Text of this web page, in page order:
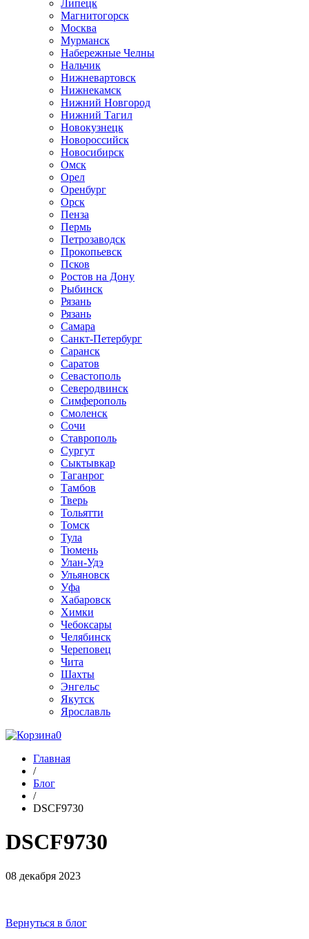
Липецк
Магнитогорск
Москва
Мурманск
Набережные Челны
Нальчик
Нижневартовск
Нижнекамск
Нижний Новгород
Нижний Тагил
Новокузнецк
Новороссийск
Новосибирск
Омск
Орел
Оренбург
Орск
Пенза
Пермь
Петрозаводск
Прокопьевск
Псков
Ростов на Дону
Рыбинск
Рязань
Рязань
Самара
Санкт-Петербург
Саранск
Саратов
Севастополь
Северодвинск
Симферополь
Смоленск
Сочи
Ставрополь
Сургут
Сыктывкар
Таганрог
Тамбов
Тверь
Тольятти
Томск
Тула
Тюмень
Улан-Удэ
Ульяновск
Уфа
Хабаровск
Химки
Чебоксары
Челябинск
Череповец
Чита
Шахты
Энгельс
Якутск
Ярославль
0
Главная
/
Блог
/
DSCF9730
DSCF9730
08 декабря 2023
Вернуться в блог